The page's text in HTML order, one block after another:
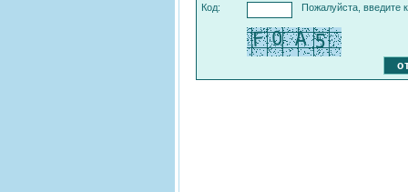
Код: Пожалуйста, введите